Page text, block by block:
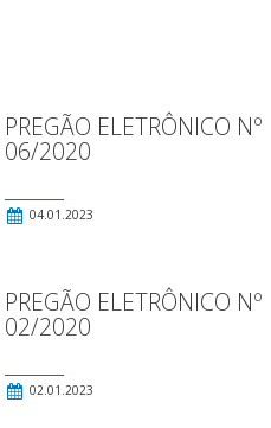
PREGÃO ELETRÔNICO Nº
06/2020
04.01.2023
PREGÃO ELETRÔNICO Nº
02/2020
02.01.2023